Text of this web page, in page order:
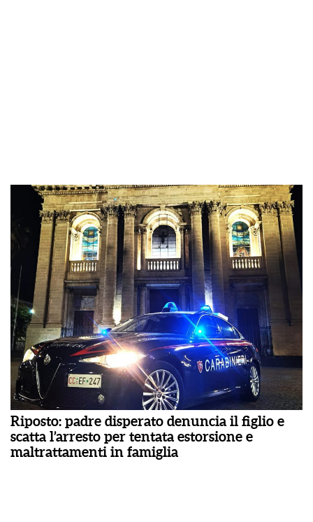
Riposto: padre disperato denuncia il figlio e
scatta l’arresto per tentata estorsione e
maltrattamenti in famiglia